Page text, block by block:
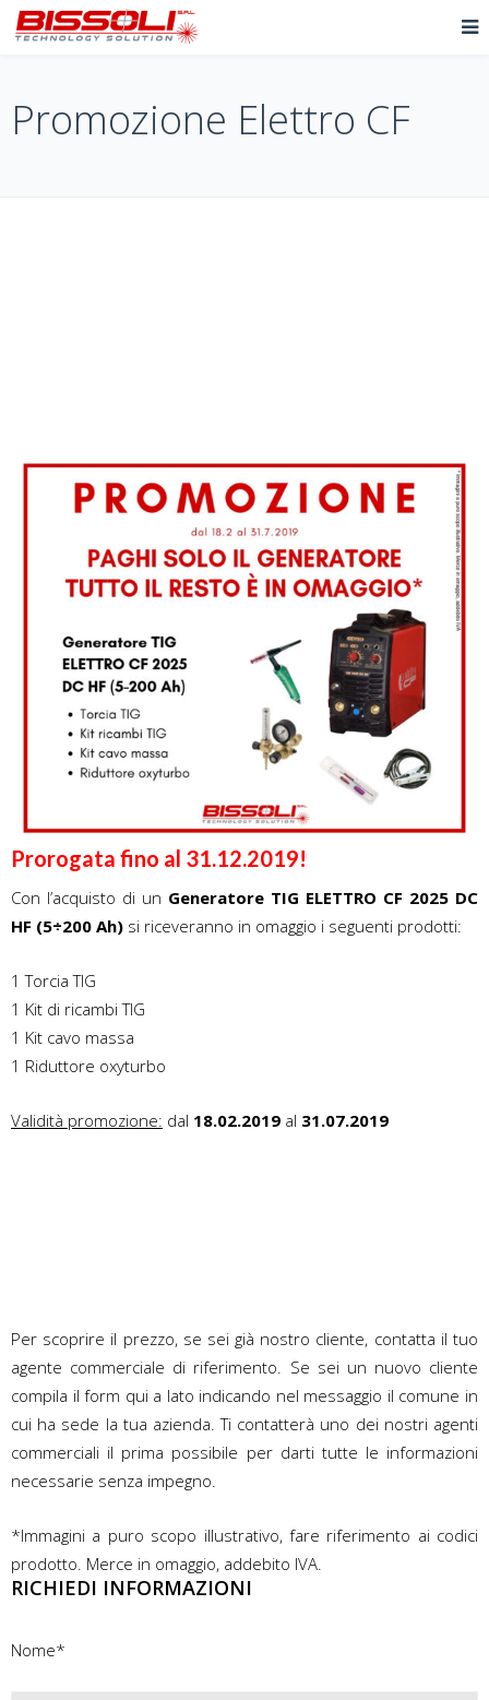
Promozione Elettro CF
Prorogata fino al 31.12.2019!
Con l’acquisto di un Generatore TIG ELETTRO CF 2025 DC
HF (5÷200 Ah) si riceveranno in omaggio i seguenti prodotti:
1 Torcia TIG
1 Kit di ricambi TIG
1 Kit cavo massa
1 Riduttore oxyturbo
Validità promozione: dal 18.02.2019 al 31.07.2019
Per scoprire il prezzo, se sei già nostro cliente, contatta il tuo
agente commerciale di riferimento. Se sei un nuovo cliente
compila il form qui a lato indicando nel messaggio il comune in
cui ha sede la tua azienda. Ti contatterà uno dei nostri agenti
commerciali il prima possibile per darti tutte le informazioni
necessarie senza impegno.
*Immagini a puro scopo illustrativo, fare riferimento ai codici
prodotto. Merce in omaggio, addebito IVA.
RICHIEDI INFORMAZIONI
Nome*